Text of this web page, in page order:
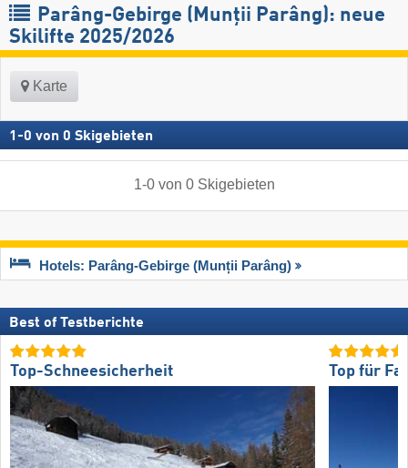
Parâng-Gebirge (Munții Parâng): neue
Skilifte 2025/2026
Karte
1 -0 von 0 Skigebieten
1-0von 0 Skigebieten
Hotels: Parâng-Gebirge (Munții Parâng)
Best of Testberichte
Top-Schneesicherheit Top für